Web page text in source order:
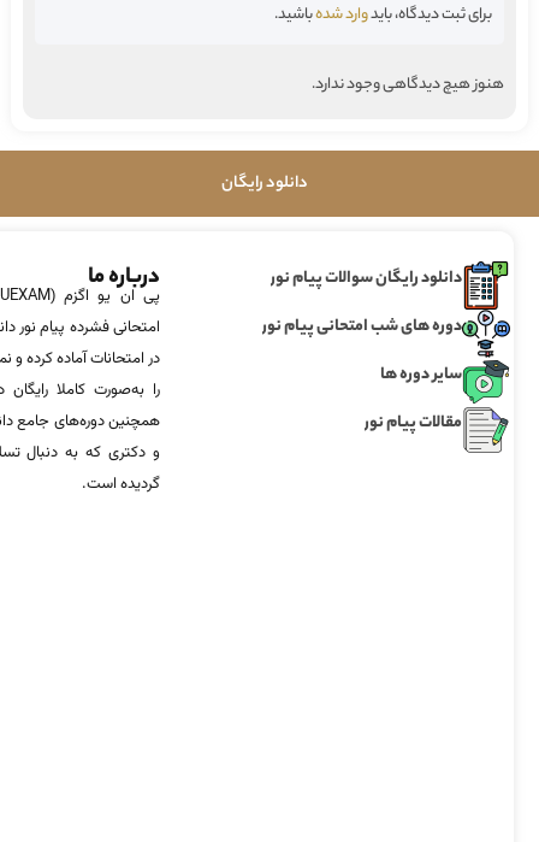
برای ثبت دیدگاه، بایدوارد شدهباشید.
هنوز هیچ دیدگاهی وجود ندارد.
دانلود رایگان
دانلود رایگان سوالات پیام نور
دوره های شب امتحانی پیام نور
سایر دوره ها
مقالات پیام نور
درباره ما
امتحانی فشرده پیام نور
در امتحانات آماده‌ کرده
را به‌صورت کاملا
همچنین دوره‌های جامع
و دکتری که به دنبال
گردیده است.